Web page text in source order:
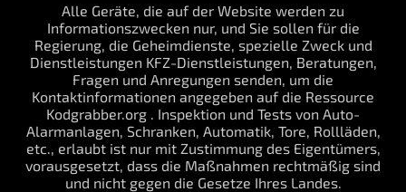
Alle Geräte, die auf der Website werden zu
Informationszwecken nur, und Sie sollen für die
Regierung, die Geheimdienste, spezielle Zweck und
Dienstleistungen KFZ-Dienstleistungen, Beratungen,
Fragen und Anregungen senden, um die
Kontaktinformationen angegeben auf die Ressource
Kodgrabber.org . Inspektion und Tests von Auto-
Alarmanlagen, Schranken, Automatik, Tore, Rollläden,
etc., erlaubt ist nur mit Zustimmung des Eigentümers,
vorausgesetzt, dass die Maßnahmen rechtmäßig sind
und nicht gegen die Gesetze Ihres Landes.